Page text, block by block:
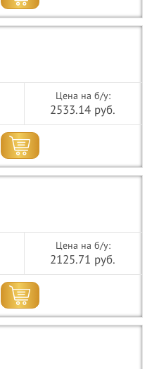
Цена на б/у:
2533.14 руб.
Цена на б/у:
2125.71 руб.